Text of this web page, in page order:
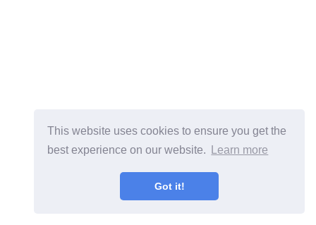
This website uses cookies to ensure you get the
best experience on our website.
Learn more
Got it!
ad